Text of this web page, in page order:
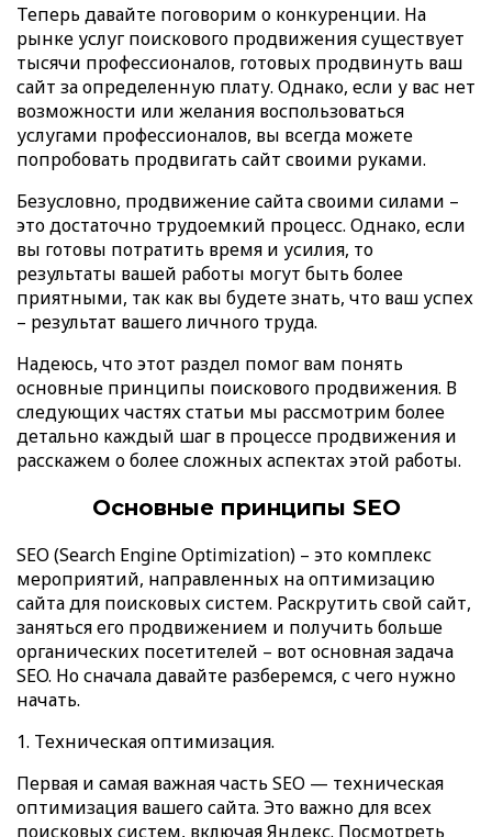
Теперь давайте поговорим о конкуренции. На
рынке услуг поискового продвижения существует
тысячи профессионалов, готовых продвинуть ваш
сайт за определенную плату. Однако, если у вас нет
возможности или желания воспользоваться
услугами профессионалов, вы всегда можете
попробовать продвигать сайт своими руками.
Безусловно, продвижение сайта своими силами –
это достаточно трудоемкий процесс. Однако, если
вы готовы потратить время и усилия, то
результаты вашей работы могут быть более
приятными, так как вы будете знать, что ваш успех
– результат вашего личного труда.
Надеюсь, что этот раздел помог вам понять
основные принципы поискового продвижения. В
следующих частях статьи мы рассмотрим более
детально каждый шаг в процессе продвижения и
расскажем о более сложных аспектах этой работы.
Основные принципы SEO
SEO (Search Engine Optimization) – это комплекс
мероприятий, направленных на оптимизацию
сайта для поисковых систем. Раскрутить свой сайт,
заняться его продвижением и получить больше
органических посетителей – вот основная задача
SEO. Но сначала давайте разберемся, с чего нужно
начать.
Техническая оптимизация.
Первая и самая важная часть SEO — техническая
оптимизация вашего сайта. Это важно для всех
поисковых систем, включая Яндекс. Посмотреть